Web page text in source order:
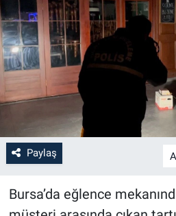
Paylaş A
Bursa’da eğlence
Sağlık
Eğitim
Ekonomi
Dünya
Teknoloji